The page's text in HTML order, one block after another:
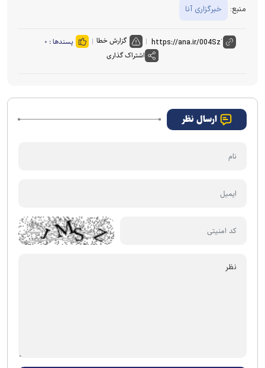
منبع: خبرگزاری آنا
گزارش خطا پسندها : ۰
اشتراک گذاری
ارسال نظر